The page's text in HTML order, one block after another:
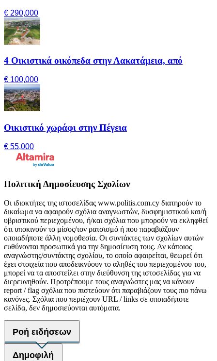
€ 290,000
4 Οικιστικά οικόπεδα στην Λακατάμεια, από
€ 100,000
Οικιστικό χωράφι στην Πέγεια
€ 55,000
Πολιτική Δημοσίευσης Σχολίων
Οι ιδιοκτήτες της ιστοσελίδας www.politis.com.cy διατηρούν το
δικαίωμα να αφαιρούν σχόλια αναγνωστών, δυσφημιστικού και/ή
υβριστικού περιεχομένου, ή/και σχόλια που μπορούν να εκληφθεί
ότι υποκινούν το μίσος/τον ρατσισμό ή που παραβιάζουν
οποιαδήποτε άλλη νομοθεσία. Οι συντάκτες των σχολίων αυτών
ευθύνονται προσωπικά για την δημοσίευση τους. Αν κάποιος
αναγνώστης/συντάκτης σχολίου, το οποίο αφαιρείται, θεωρεί ότι
έχει στοιχεία που αποδεικνύουν το αληθές του περιεχομένου του,
μπορεί να τα αποστείλει στην διεύθυνση της ιστοσελίδας για να
διερευνηθούν. Προτρέπουμε τους αναγνώστες μας να κάνουν
report / flag σχόλια που πιστεύουν ότι παραβιάζουν τους πιο πάνω
κανόνες. Σχόλια που περιέχουν URL / links σε οποιαδήποτε
σελίδα, δεν δημοσιεύονται αυτόματα.
Ροή ειδήσεων
Δημοφιλή